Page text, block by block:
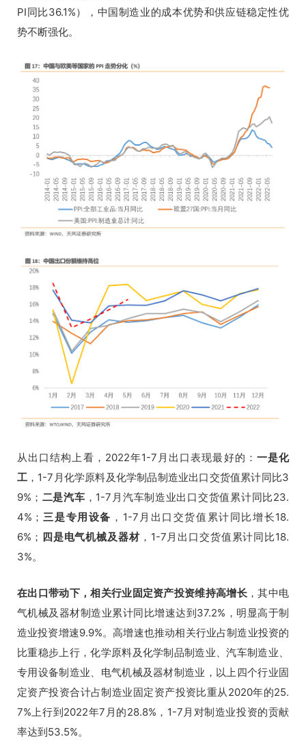
PI同比36.1%），中国制造业的成本优势和供应链稳定性优
势不断强化。
从出口结构上看，2022年1-7月出口表现最好的： 一是化
工 ，1-7月化学原料及化学制品制造业出口交货值累计同比3
9%； 二是汽车 ，1-7月汽车制造业出口交货值累计同比23.
4%； 三是专用设备 ，1-7月出口交货值累计同比增长18.
6%； 四是电气机械及器材，1-7月出口交货值累计同比18.
3%。
在出口带动下，相关行业固定资产投资维持高增长 ，其中电
气机械及器材制造业累计同比增速达到37.2%，明显高于制
造业投资增速9.9%。高增速也推动相关行业占制造业投资的
比重稳步上行，化学原料及化学制品制造业、汽车制造业、
专用设备制造业、电气机械及器材制造业，以上四个行业固
定资产投资合计占制造业固定资产投资比重从2020年的25.
7%上行到2022年7月的28.8%， 1-7月对制造业投资的贡献
率达到53.5%。